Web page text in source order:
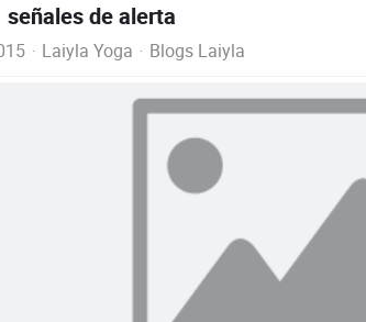
de alerta
Laiyla Yoga Blogs Laiyla